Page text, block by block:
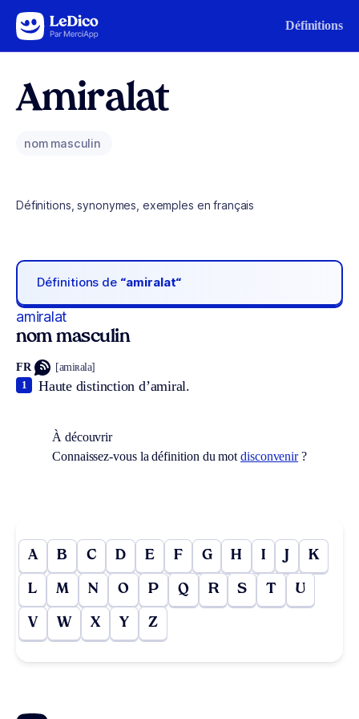
Aller au contenu Définitions
Amiralat
nom masculin
Définitions, synonymes, exemples en français
Définitions de “amiralat“
amiralat
nom masculin
FR [amiʀala]
Haute distinction d’amiral.
1
À découvrir
Connaissez-vous la définition du motdisconvenir?
A B C D E F G H I J K
L M N O P Q R S T U
V W X Y Z